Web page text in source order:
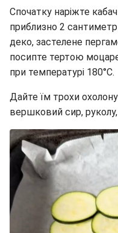
Спочатку наріжте
приблизно 2
деко, застелене
посипте тертою
при температурі 180°C.
Дайте їм трохи
вершковий сир,